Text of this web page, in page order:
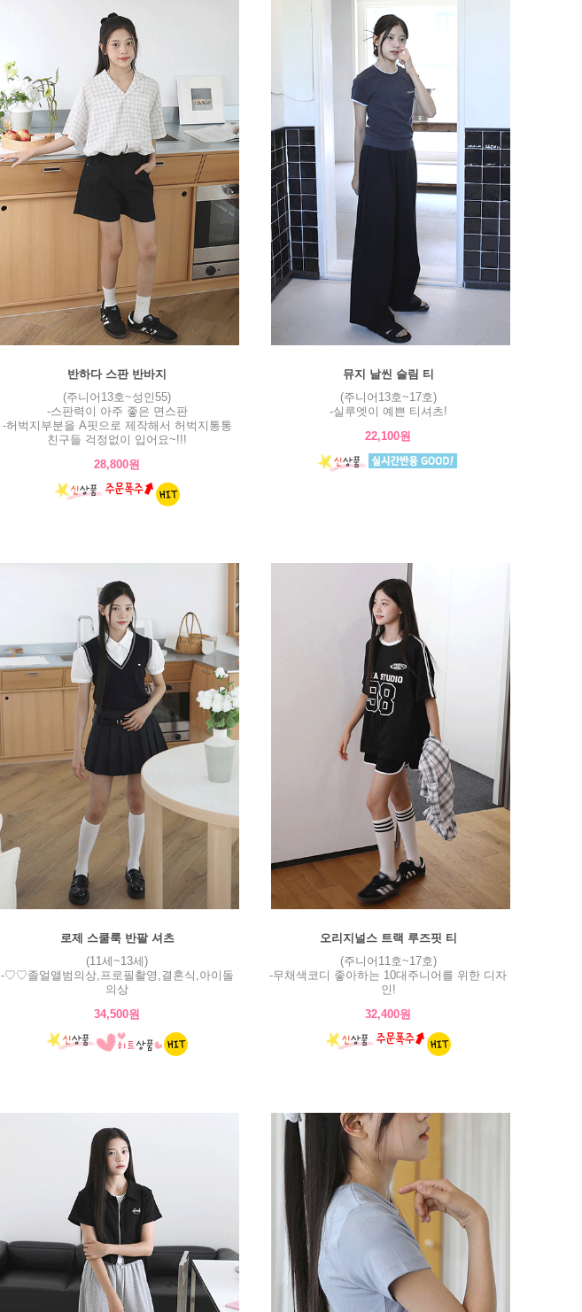
반하다 스판 반바지
(주니어13호~성인55)
-스판력이 아주 좋은 면스판
-허벅지부분을 A핏으로 제작해서 허벅지통통
친구들 걱정없이 입어요~!!!
28,800원
뮤지 날씬 슬림 티
(주니어13호~17호)
-실루엣이 예쁜 티셔츠!
22,100원
로제 스쿨룩 반팔 셔츠
(11세~13세)
-♡♡졸얼앨범의상,프로필촬영,결혼식,아이돌
의상
34,500원
오리지널스 트랙 루즈핏 티
(주니어11호~17호)
-무채색코디 좋아하는 10대주니어를 위한 디자
인!
32,400원